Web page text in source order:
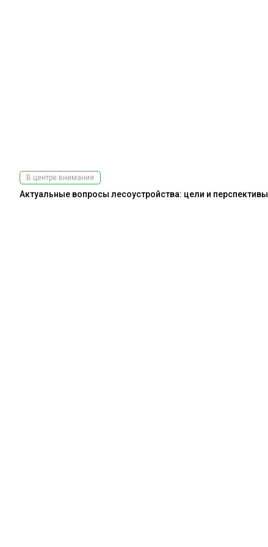
В центре внимания
Актуальные вопросы лесоустройства: цели и перспективы